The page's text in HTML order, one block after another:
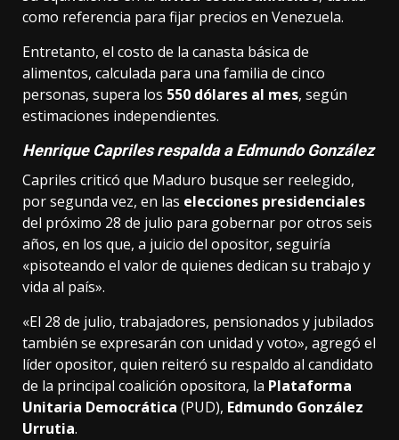
como referencia para fijar precios en Venezuela.
Entretanto, el costo de la canasta básica de
alimentos, calculada para una familia de cinco
personas, supera los 550 dólares al mes, según
estimaciones independientes.
Henrique Capriles respalda a Edmundo González
Capriles criticó que Maduro busque ser reelegido,
por segunda vez, en las elecciones presidenciales
del próximo 28 de julio para gobernar por otros seis
años, en los que, a juicio del opositor, seguiría
«pisoteando el valor de quienes dedican su trabajo y
vida al país».
«El 28 de julio, trabajadores, pensionados y jubilados
también se expresarán con unidad y voto», agregó el
líder opositor, quien reiteró su respaldo al candidato
de la principal coalición opositora, la Plataforma
Unitaria Democrática (PUD), Edmundo González
Urrutia.